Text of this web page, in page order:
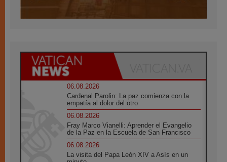
06.08.2026
Cardenal Parolin: La paz comienza con la
empatía al dolor del otro
06.08.2026
Fray Marco Vianelli: Aprender el Evangelio
de la Paz en la Escuela de San Francisco
06.08.2026
La visita del Papa León XIV a Asís en un